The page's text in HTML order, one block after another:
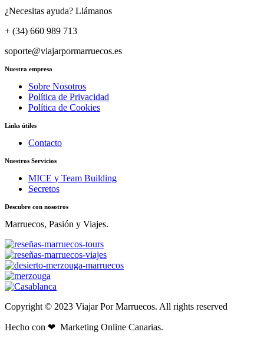
¿Necesitas ayuda? Llámanos
+ (34) 660 989 713
soporte@viajarpormarruecos.es
Nuestra empresa
Sobre Nosotros
Política de Privacidad
Política de Cookies
Links útiles
Contacto
Nuestros Servicios
MICE y Team Building
Secretos
Descubre con nosotros
Marruecos, Pasión y Viajes.
Copyright © 2023 Viajar Por Marruecos. All rights reserved
Hecho con ❤ Marketing Online Canarias.